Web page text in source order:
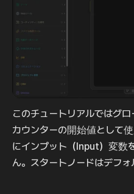
このチュートリアルではグ
カウンターの開始値として
にインプット（Input）変数
ん。スタートノードはデフォ